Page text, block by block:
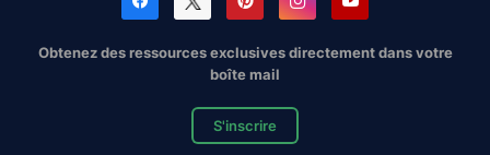
Obtenez des ressources exclusives directement dans votre
boîte mail
S'inscrire